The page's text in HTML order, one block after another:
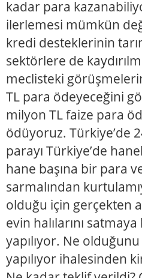
kadar para
ilerlemesi mümkün
kredi desteklerinin
sektörlere de
meclisteki
TL para ödeyeceğini
milyon TL faize para
ödüyoruz. Türkiye’de
parayı Türkiye’de
hane başına bir para
sarmalından
olduğu için gerçekten
evin halılarını
yapılıyor. Ne
yapılıyor ihalesinden